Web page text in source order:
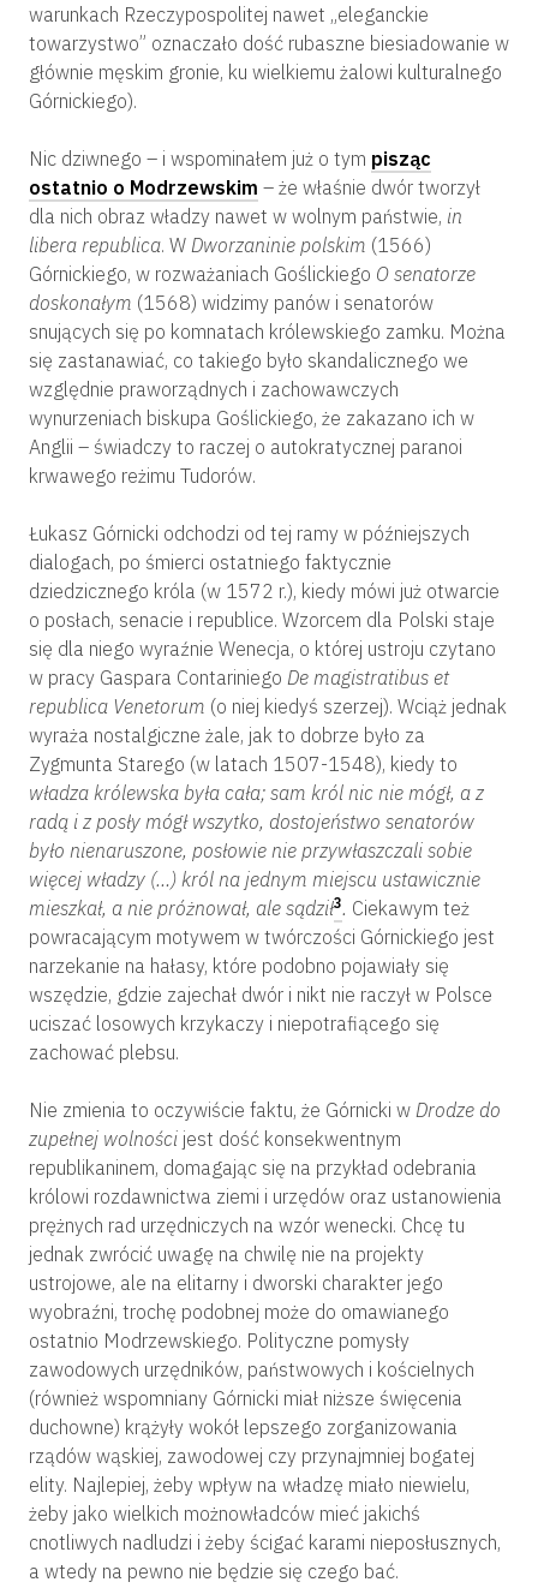
warunkach Rzeczypospolitej nawet „eleganckie
towarzystwo” oznaczało dość rubaszne biesiadowanie w
głównie męskim gronie, ku wielkiemu żalowi kulturalnego
Górnickiego).
Nic dziwnego – i wspominałem już o tym pisząc
ostatnio o Modrzewskim – że właśnie dwór tworzył
dla nich obraz władzy nawet w wolnym państwie, in
libera republica. W Dworzaninie polskim (1566)
Górnickiego, w rozważaniach Goślickiego O senatorze
doskonałym (1568) widzimy panów i senatorów
snujących się po komnatach królewskiego zamku. Można
się zastanawiać, co takiego było skandalicznego we
względnie praworządnych i zachowawczych
wynurzeniach biskupa Goślickiego, że zakazano ich w
Anglii – świadczy to raczej o autokratycznej paranoi
krwawego reżimu Tudorów.
Łukasz Górnicki odchodzi od tej ramy w późniejszych
dialogach, po śmierci ostatniego faktycznie
dziedzicznego króla (w 1572 r.), kiedy mówi już otwarcie
o posłach, senacie i republice. Wzorcem dla Polski staje
się dla niego wyraźnie Wenecja, o której ustroju czytano
w pracy Gaspara Contariniego De magistratibus et
republica Venetorum (o niej kiedyś szerzej). Wciąż jednak
wyraża nostalgiczne żale, jak to dobrze było za
Zygmunta Starego (w latach 1507-1548), kiedy to
władza królewska była cała; sam król nic nie mógł, a z
radą i z posły mógł wszytko, dostojeństwo senatorów
było nienaruszone, posłowie nie przywłaszczali sobie
więcej władzy (…) król na jednym miejscu ustawicznie
mieszkał, a nie próżnował, ale sądził3. Ciekawym też
powracającym motywem w twórczości Górnickiego jest
narzekanie na hałasy, które podobno pojawiały się
wszędzie, gdzie zajechał dwór i nikt nie raczył w Polsce
uciszać losowych krzykaczy i niepotrafiącego się
zachować plebsu.
Nie zmienia to oczywiście faktu, że Górnicki w Drodze do
zupełnej wolności jest dość konsekwentnym
republikaninem, domagając się na przykład odebrania
królowi rozdawnictwa ziemi i urzędów oraz ustanowienia
prężnych rad urzędniczych na wzór wenecki. Chcę tu
jednak zwrócić uwagę na chwilę nie na projekty
ustrojowe, ale na elitarny i dworski charakter jego
wyobraźni, trochę podobnej może do omawianego
ostatnio Modrzewskiego. Polityczne pomysły
zawodowych urzędników, państwowych i kościelnych
(również wspomniany Górnicki miał niższe święcenia
duchowne) krążyły wokół lepszego zorganizowania
rządów wąskiej, zawodowej czy przynajmniej bogatej
elity. Najlepiej, żeby wpływ na władzę miało niewielu,
żeby jako wielkich możnowładców mieć jakichś
cnotliwych nadludzi i żeby ścigać karami nieposłusznych,
a wtedy na pewno nie będzie się czego bać.